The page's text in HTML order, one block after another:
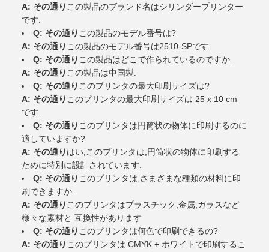
A: その通り この製品のブランド名はシリンダープリンター
です.
Q: その通り この製品のモデル番号は?
A: その通り この製品のモデル番号は2510-SPです.
Q: その通り この製品はどこで作られているのですか.
A: その通り この製品は中国製.
Q: その通り このプリンタの最大印刷サイズは?
A: その通り このプリンタの最大印刷サイズは 25 x 10 cm
です.
Q: その通り このプリンタは円筒状の物体に印刷するのに
適していますか?
A: その通り はい,このプリンタは,円筒状の物体に印刷する
ために特別に設計されています.
Q: その通り このプリンタは,さまざまな種類の材料に印
刷できますか.
A: その通り このプリンタはプラスチック,金属,ガラスなど
様々な素材と 互換性があります
Q: その通り このプリンタは何色で印刷できるの?
A: その通り このプリンタは CMYK + ホワイトで印刷するこ